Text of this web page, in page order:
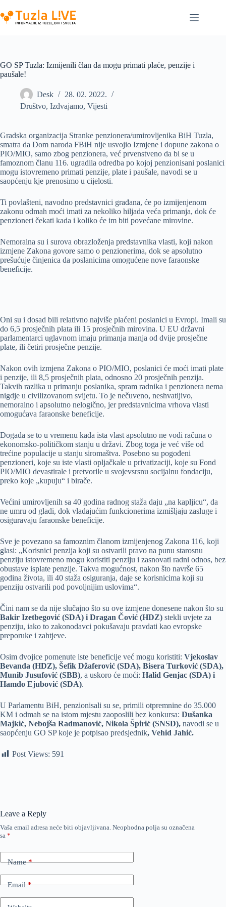
to
content
GO SP Tuzla: Izmijenili član da mogu primati plaće, penzije i
paušale!
Desk
28. 02. 2022.
Društvo, Izdvajamo, Vijesti
Gradska organizacija Stranke penzionera/umirovljenika BiH Tuzla,
smatra da Dom naroda FBiH nije usvojio Izmjene i dopune zakona o
PIO/MIO, samo zbog penzionera, već prvenstveno da bi se u
famoznom članu 116. ugradila odredba po kojoj penzionisani poslanici
mogu istovremeno primati penzije, plate i paušale, navodi se u
saopćenju kje prenosimo u cijelosti.
Ti povlašteni, navodno predstavnici građana, će po izmijenjenom
zakonu odmah moći imati za nekoliko hiljada veća primanja, dok će
penzioneri čekati kada i koliko će im biti povećane mirovine.
Nemoralna su i surova obrazloženja predstavnika vlasti, koji nakon
izmjene Zakona govore samo o penzionerima, dok se apsolutno
prešućuje činjenica da poslanicima omogućene nove faraonske
beneficije.
Oni su i dosad bili relativno najviše plaćeni poslanici u Evropi. Imali su
do 6,5 prosječnih plata ili 15 prosječnih mirovina. U EU državni
parlamentarci uglavnom imaju primanja manja od dvije prosječne
plate, ili četiri prosječne penzije.
Nakon ovih izmjena Zakona o PIO/MIO, poslanici će moći imati plate
i penzije, ili 8,5 prosječnih plata, odnosno 20 prosječnih penzija.
Takvih razlika u primanju poslanika, spram radnika i penzionera nema
nigdje u civilizovanom svijetu. To je nečuveno, neshvatljivo,
nemoralno i apsolutno nelogično, jer predstavnicima vrhova vlasti
omogućava faraonske beneficije.
Događa se to u vremenu kada ista vlast apsolutno ne vodi računa o
ekonomsko-političkom stanju u državi. Zbog toga je već više od
trećine populacije u stanju siromaštva. Posebno su pogođeni
penzioneri, koje su iste vlasti opljačkale u privatizaciji, koje su Fond
PIO/MIO devastirale i pretvorile u svojevsrsnu socijalnu fondaciju,
preko koje „kupuju“ i birače.
Većini umirovljenih sa 40 godina radnog staža daju „na kapljicu“, da
ne umru od gladi, dok vladajućim funkcionerima izmišljaju zasluge i
osiguravaju faraonske beneficije.
Sve je povezano sa famoznim članom izmijenjenog Zakona 116, koji
glasi: „Korisnici penzija koji su ostvarili pravo na punu starosnu
penziju istovremeno mogu koristiti penziju i zasnovati radni odnos, bez
obustave isplate penzije. Takva mogućnost, nakon što navrše 65
godina života, ili 40 staža osiguranja, daje se korisnicima koji su
penziju ostvarili pod povoljnijim uslovima“.
Čini nam se da nije slučajno što su ove izmjene donesene nakon što su
Bakir Izetbegović (SDA) i Dragan Čović (HDZ) stekli uvjete za
penziju, iako to zakonodavci pokušavaju pravdati kao evropske
preporuke i zahtjeve.
Osim dvojice pomenute iste beneficije već mogu koristiti: Vjekoslav
Bevanda (HDZ), Šefik Džaferović (SDA), Bisera Turković (SDA),
Munib Jusufović (SBB), a uskoro će moći: Halid Genjac (SDA) i
Hamdo Ejubović (SDA).
U Parlamentu BiH, penzionisali su se, primili otpremnine do 35.000
KM i odmah se na istom mjestu zaoposlili bez konkursa: Dušanka
Majkić, Nebojša Radmanović, Nikola Špirić (SNSD), navodi se u
saopćenju GO SP koje je potpisao predsjednik, Vehid Jahić.
Post Views: 591
Leave a Reply
Vaša email adresa neće biti objavljivana. Neophodna polja su označena
sa *
Name*
Email*